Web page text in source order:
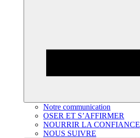
Notre communication
OSER ET S’AFFIRMER
NOURRIR LA CONFIANCE
NOUS SUIVRE